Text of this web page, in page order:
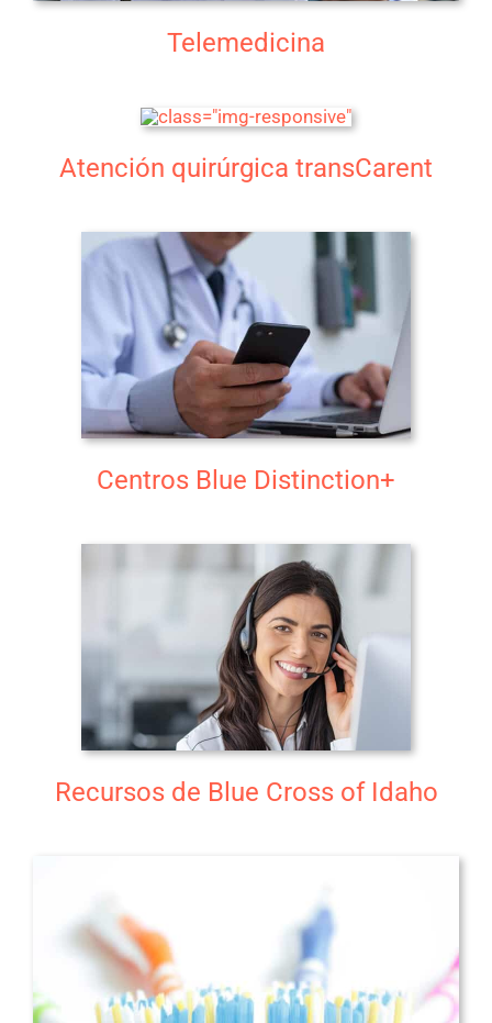
Telemedicina
Atención quirúrgica transCarent
Centros Blue Distinction+
Recursos de Blue Cross of Idaho